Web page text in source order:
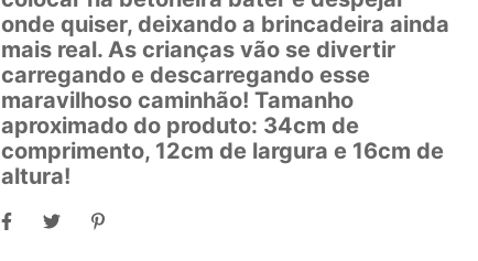
onde quiser, deixando a brincadeira ainda
mais real. As crianças vão se divertir
carregando e descarregando esse
maravilhoso caminhão! Tamanho
aproximado do produto: 34cm de
comprimento, 12cm de largura e 16cm de
altura!